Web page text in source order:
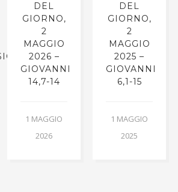
DEL
GIORNO,
2
MAGGIO
2026 –
GIOVANNI
14,7-14
1 MAGGIO
2026
DEL
GIORNO,
2
MAGGIO
2025 –
GIOVANNI
6,1-15
1 MAGGIO
2025